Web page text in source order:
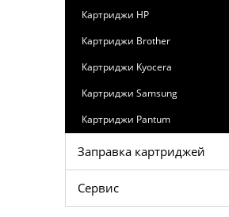
Картриджи HP
Картриджи Brother
Картриджи Kyocera
Картриджи Samsung
Картриджи Pantum
Заправка картриджей
Сервис